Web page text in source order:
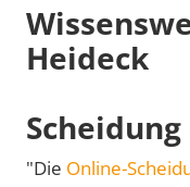
Heideck
"Die Online-